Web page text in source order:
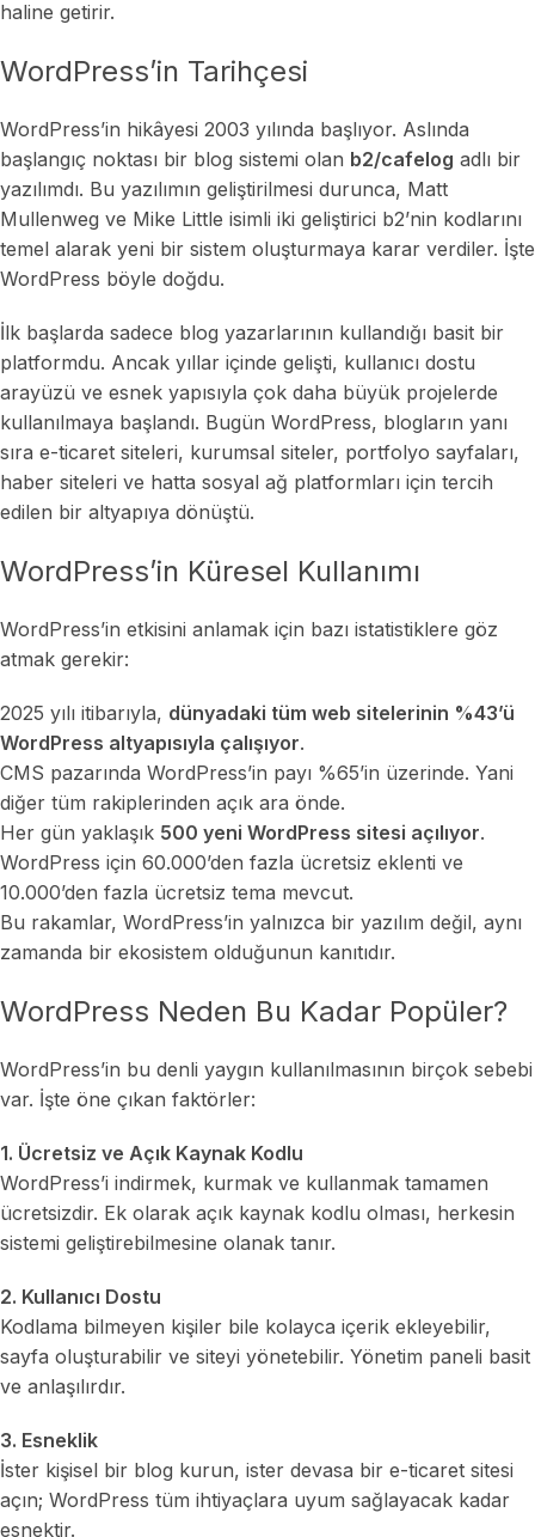
haline getirir.
WordPress’in Tarihçesi
WordPress’in hikâyesi 2003 yılında başlıyor. Aslında
başlangıç noktası bir blog sistemi olan b2/cafelog adlı bir
yazılımdı. Bu yazılımın geliştirilmesi durunca, Matt
Mullenweg ve Mike Little isimli iki geliştirici b2’nin kodlarını
temel alarak yeni bir sistem oluşturmaya karar verdiler. İşte
WordPress böyle doğdu.
İlk başlarda sadece blog yazarlarının kullandığı basit bir
platformdu. Ancak yıllar içinde gelişti, kullanıcı dostu
arayüzü ve esnek yapısıyla çok daha büyük projelerde
kullanılmaya başlandı. Bugün WordPress, blogların yanı
sıra e-ticaret siteleri, kurumsal siteler, portfolyo sayfaları,
haber siteleri ve hatta sosyal ağ platformları için tercih
edilen bir altyapıya dönüştü.
WordPress’in Küresel Kullanımı
WordPress’in etkisini anlamak için bazı istatistiklere göz
atmak gerekir:
2025 yılı itibarıyla, dünyadaki tüm web sitelerinin %43’ü
WordPress altyapısıyla çalışıyor.
CMS pazarında WordPress’in payı %65’in üzerinde. Yani
diğer tüm rakiplerinden açık ara önde.
Her gün yaklaşık 500 yeni WordPress sitesi açılıyor.
WordPress için 60.000’den fazla ücretsiz eklenti ve
10.000’den fazla ücretsiz tema mevcut.
Bu rakamlar, WordPress’in yalnızca bir yazılım değil, aynı
zamanda bir ekosistem olduğunun kanıtıdır.
WordPress Neden Bu Kadar Popüler?
WordPress’in bu denli yaygın kullanılmasının birçok sebebi
var. İşte öne çıkan faktörler:
1. Ücretsiz ve Açık Kaynak Kodlu
WordPress’i indirmek, kurmak ve kullanmak tamamen
ücretsizdir. Ek olarak açık kaynak kodlu olması, herkesin
sistemi geliştirebilmesine olanak tanır.
2. Kullanıcı Dostu
Kodlama bilmeyen kişiler bile kolayca içerik ekleyebilir,
sayfa oluşturabilir ve siteyi yönetebilir. Yönetim paneli basit
ve anlaşılırdır.
3. Esneklik
İster kişisel bir blog kurun, ister devasa bir e-ticaret sitesi
açın; WordPress tüm ihtiyaçlara uyum sağlayacak kadar
esnektir.